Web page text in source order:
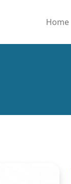
Home